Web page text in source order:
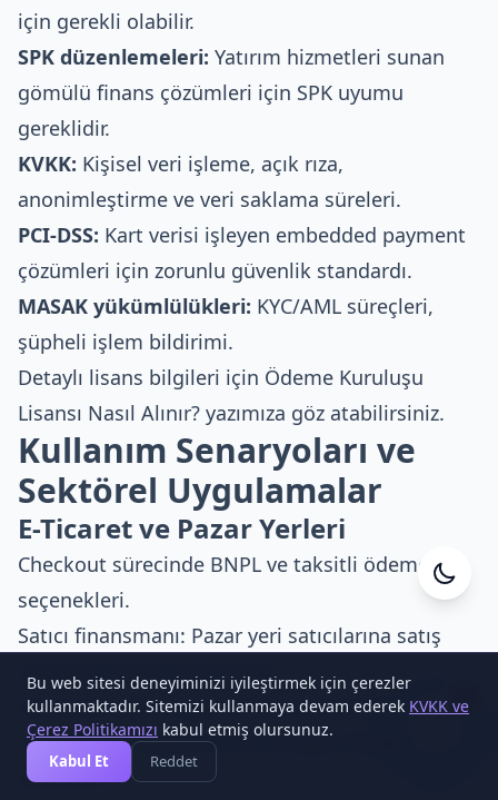
için gerekli olabilir.
SPK düzenlemeleri: Yatırım hizmetleri sunan
gömülü finans çözümleri için SPK uyumu
gereklidir.
KVKK: Kişisel veri işleme, açık rıza,
anonimleştirme ve veri saklama süreleri.
PCI-DSS: Kart verisi işleyen embedded payment
çözümleri için zorunlu güvenlik standardı.
MASAK yükümlülükleri: KYC/AML süreçleri,
şüpheli işlem bildirimi.
Detaylı lisans bilgileri için Ödeme Kuruluşu
Lisansı Nasıl Alınır? yazımıza göz atabilirsiniz.
Kullanım Senaryoları ve
Sektörel Uygulamalar
E-Ticaret ve Pazar Yerleri
Checkout sürecinde BNPL ve taksitli ödeme
seçenekleri.
Satıcı finansmanı: Pazar yeri satıcılarına satış
verilerine dayalı anlık kredi.
Otomatik iade ve geri ödeme işlemleri.
E-ticaret hizmetlerimizile entegre finans
çözümleri.
1
Bu web sitesi deneyiminizi iyileştirmek için çerezler
kullanmaktadır. Sitemizi kullanmaya devam ederek KVKK ve
Çerez Politikamızı kabul etmiş olursunuz.
Kabul Et Reddet